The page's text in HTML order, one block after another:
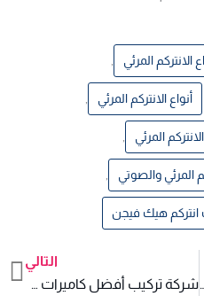
الانتركم المرئي
أنواع الانتركم المرئي
الانتركم المرئي
المرئي والصوتي
انتركم هيك فيجن
دليل المقارنة
التالي
شركة تركيب أفضل كاميرات مراقبة خارجية